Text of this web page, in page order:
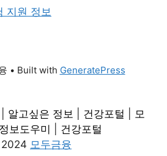
지원 정보
• Built with GeneratePress
알고싶은 정보 건강포털
모
정보도우미
건강포털
모두금융